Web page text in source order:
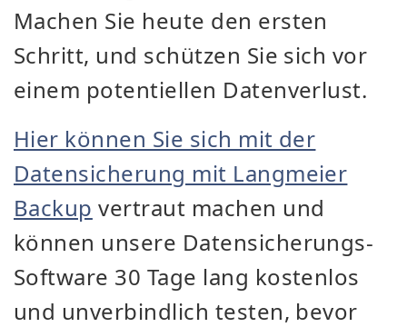
Machen Sie heute den ersten
Schritt, und schützen Sie sich vor
einem potentiellen Datenverlust.
Hier können Sie sich mit der
Datensicherung mit Langmeier
Backup vertraut machen und
können unsere Datensicherungs-
Software 30 Tage lang kostenlos
und unverbindlich testen, bevor